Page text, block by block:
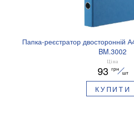
Папка-реєстратор двосторонній
BM.3002
Ціна
93 грн
шт
КУПИТИ